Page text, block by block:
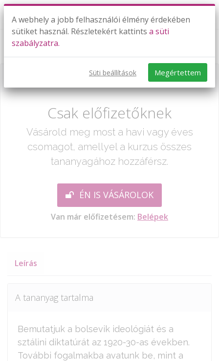
Bolsevizmus, sztálini diktatúra
Már csak egy lépés:
Csak előfizetőknek
Vásárold meg most a havi vagy éves
csomagot, amellyel a kurzus összes
tananyagához hozzáférsz.
ÉN IS VÁSÁROLOK
Van már előfizetésem: Belépek
Leírás
A tananyag tartalma
Bemutatjuk a bolsevik ideológiát és a
sztálini diktatúrát az 1920-30-as években.
További fogalmakba avatunk be, mint a
A webhely a jobb felhasználói élmény érdekében
sütiket használ. Részletekért kattints a süti
szabályzatra.
Süti beállítások Megértettem